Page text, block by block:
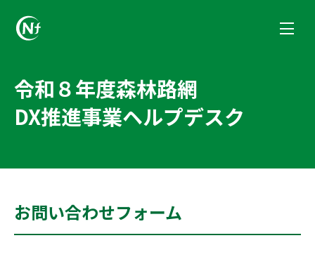
令和８年度森林路網
DX推進事業ヘルプデスク
お問い合わせフォーム